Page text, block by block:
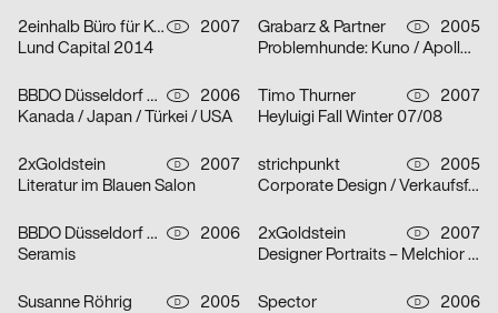
2einhalb Büro für Kommunikation, Camilla Ander, Anna Norberg D
2007
Lund Capital 2014
Grabarz & Partner D
2005
Problemhunde: Kuno / Apollo / Beverly
BBDO Düsseldorf GmbH D
2006
Kanada / Japan / Türkei / USA
Timo Thurner D
2007
Heyluigi Fall Winter 07/08
2xGoldstein D
2007
Literatur im Blauen Salon
strichpunkt D
2005
Corporate Design / Verkaufsförderung / Text
BBDO Düsseldorf GmbH D
2006
Seramis
2xGoldstein D
2007
Designer Portraits – Melchior Imboden
Susanne Röhrig D
2005
Spector D
2006